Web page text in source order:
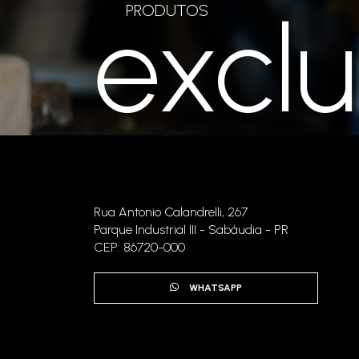
PRODUTOS
Rua Antonio Calandrelli, 267
Parque Industrial III - Sabáudia - PR
CEP: 86720-000
WHATSAPP